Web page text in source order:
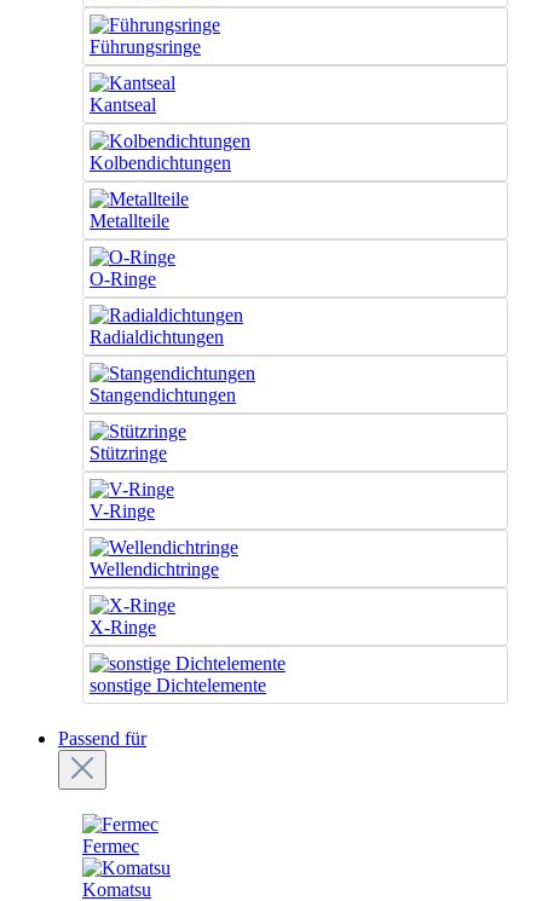
Führungsringe
Kantseal
Kolbendichtungen
Metallteile
O-Ringe
Radialdichtungen
Stangendichtungen
Stützringe
V-Ringe
Wellendichtringe
X-Ringe
sonstige Dichtelemente
Passend für
Fermec
Komatsu